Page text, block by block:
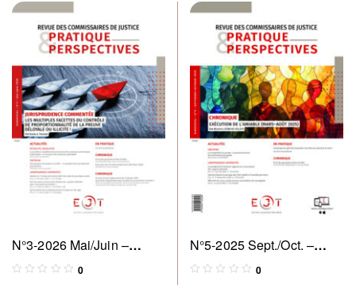
N°3-2026 Mai/Juin –
Revue des commissaires
0
N°5-2025 Sept./Oct. –
Revue des commissaires
0